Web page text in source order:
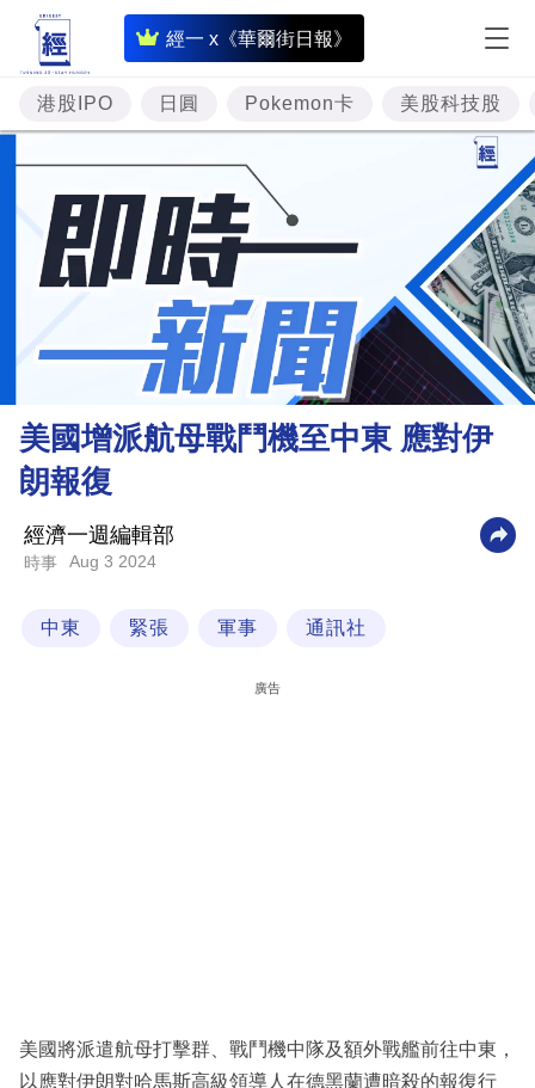
經一 x《華爾街日報》
即
時
財
經
專
題
投
資
樓
市
財
業
科
區
港股IPO 日圓 Pokemon卡 美股科技股
美國增派航母戰鬥機至中東 應對伊
朗報復
經濟一週編輯部
時事 Aug 3 2024
中東 緊張 軍事 通訊社
廣告
美國將派遣航母打擊群、戰鬥機中隊及額外戰艦前往中東，
以應對伊朗對哈馬斯高級領導人在德黑蘭遭暗殺的報復行